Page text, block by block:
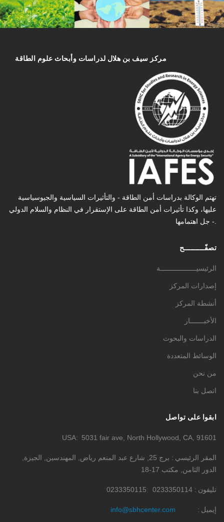
مركز سیف بن هلال لدراسات وأبحاث علوم الطاقة
تهتم الوكالة بدراسات أمن الطاقة - والتأثیرات السیاسیة والجیوسیاسیة
عليها، وكذا تأثیرات أمن الطاقة على الإستقرار في النظام والسلام الدولي
- جل اهتمامها.
تصفّـــــــــح
الرئيسيــــــــــــــــــة
إصدارات المركز
أنشطة المركز
الأخبـــــــار
الدراسات والبحوث
الوسائط المتعددة
من نحن
اتصل بنا
ابقوا على تواصل
USA 5031 fair ave, North Hollywood, CA, 91601
المقر الرئيسي
برج 25, شارع عبد المنعم رياض, المهندسين, الجيزة,
الدور الثامن, مكتب 17-18
تليفون 0233350114
0233350115
إيميل info@sbhcenter.com